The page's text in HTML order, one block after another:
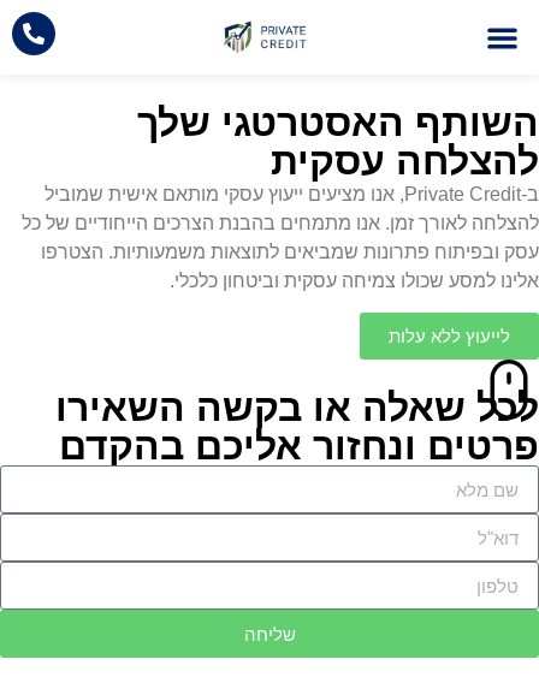
השותף האסטרטגי שלך
להצלחה עסקית
ב-Private Credit, אנו מציעים ייעוץ עסקי מותאם אישית שמוביל
להצלחה לאורך זמן. אנו מתמחים בהבנת הצרכים הייחודיים של כל
עסק ובפיתוח פתרונות שמביאים לתוצאות משמעותיות. הצטרפו
אלינו למסע שכולו צמיחה עסקית וביטחון כלכלי.
לייעוץ ללא עלות
לכל שאלה או בקשה השאירו
פרטים ונחזור אליכם בהקדם
שליחה